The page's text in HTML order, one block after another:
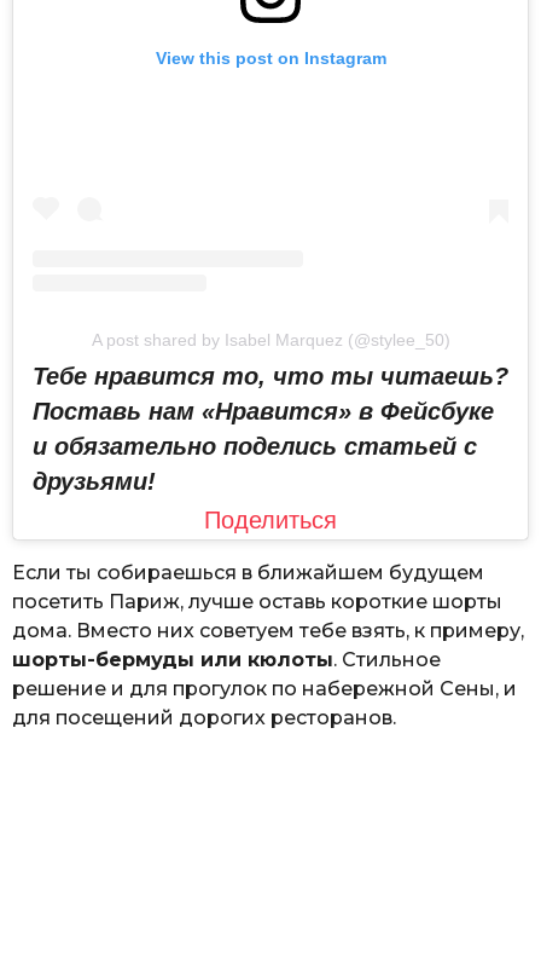
View this post on Instagram
A post shared by Isabel Marquez (@stylee_50)
Тебе нравится то, что ты читаешь?
Поставь нам «Нравится» в Фейсбуке
и обязательно поделись статьей с
друзьями!
Поделиться
Если ты собираешься в ближайшем будущем
посетить Париж, лучше оставь короткие шорты
дома. Вместо них советуем тебе взять, к примеру,
шорты-бермуды или кюлоты. Стильное
решение и для прогулок по набережной Сены, и
для посещений дорогих ресторанов.